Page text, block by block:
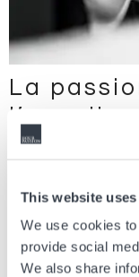
This website
We use cookies
provide social
We also share
La
Prodotti di autentica
tutta l’eccellenza del
al servizio post vendita,